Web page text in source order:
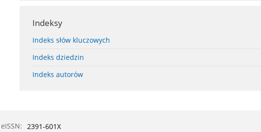
Indeksy
Indeks słów kluczowych
Indeks dziedzin
Indeks autorów
eISSN: 2391-601X